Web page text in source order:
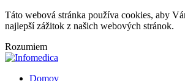
Táto webová stránka používa cookies, aby
najlepší zážitok z našich webových stránok.
Rozumiem
Domov